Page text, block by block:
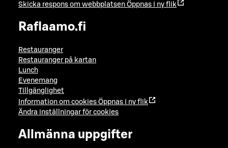
Skicka respons om webbplatsen Öppnas i ny flik
Raflaamo.fi
Restauranger
Restauranger på kartan
Lunch
Evenemang
Tillgänglighet
Information om cookies Öppnas i ny flik
Ändra inställningar för cookies
Allmänna uppgifter